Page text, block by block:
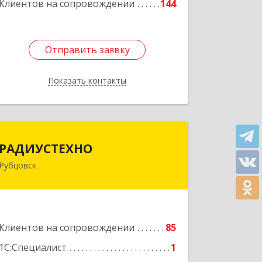
Клиентов на сопровождении 144
Отправить заявку
Показать контакты
Отправить заявку
Назад
РАДИУСТЕХНО
Рубцовск
Клиентов на сопровождении
85
1С:Специалист
1
658225, Алтайский край, Рубцовск г,